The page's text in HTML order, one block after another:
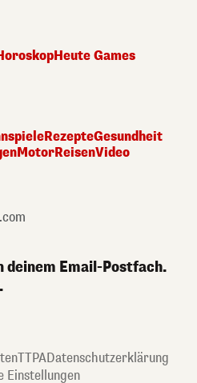
Heute Games
RezepteGesundheit
MotorReisenVideo
deinem Email-Postfach.
TTPADatenschutzerklärung
Einstellungen